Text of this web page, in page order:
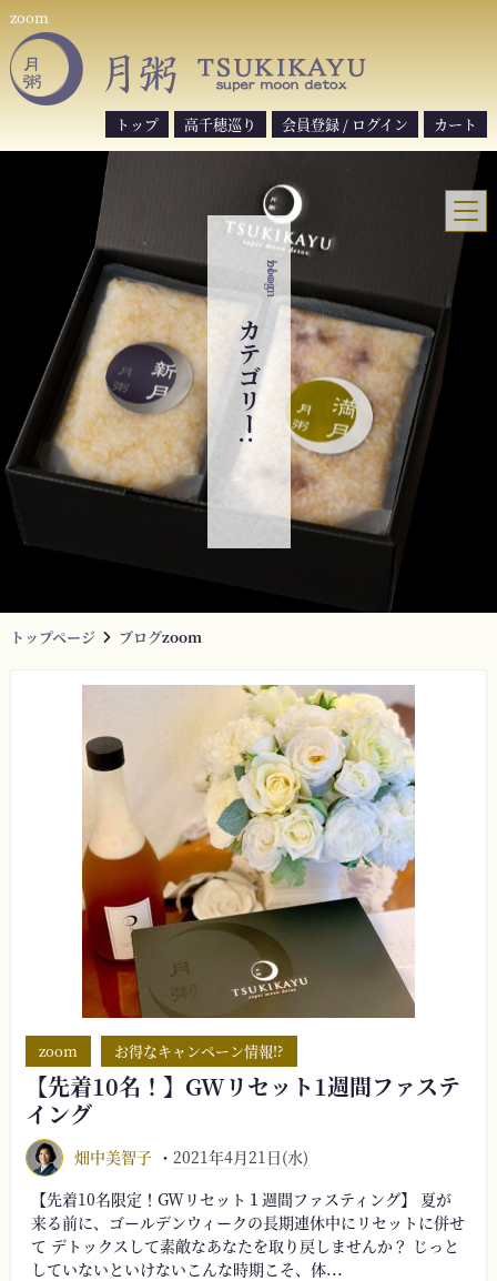
o
zoom
トップ 高千穂巡り 会員登録 / ログイン カート
カテゴリー:
zoom
blog
トップページ ブログzoom
【先着10名！】GWリセット1週間ファステ
イング
畑中美智子 2021年4月21日(水)
zoom お得なキャンペーン情報⁉︎
【先着10名限定！GWリセット１週間ファスティング】 夏が
来る前に、ゴールデンウィークの長期連休中にリセットに併せ
て デトックスして素敵なあなたを取り戻しませんか？ じっと
していないといけないこんな時期こそ、体...